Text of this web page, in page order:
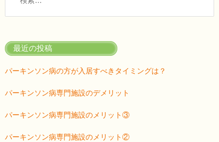
最近の投稿
パーキンソン病の方が入居すべきタイミングは？
パーキンソン病専門施設のデメリット
パーキンソン病専門施設のメリット③
パーキンソン病専門施設のメリット②